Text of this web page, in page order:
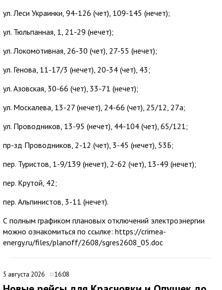
ул. Леси Украинки, 94-126 (чет), 109-145 (нечет);
ул. Тюльпанная, 1, 21-29 (нечет);
ул. Локомотивная, 26-30 (чет), 27-55 (нечет);
ул. Генова, 11-17/3 (нечет), 20-34 (чет), 43;
ул. Азовская, 30-66 (чет), 33-71 (нечет);
ул. Москалева, 13-27 (нечет), 24-66 (чет), 25/12, 27а;
ул. Проводников, 13-95 (нечет), 44-104 (чет), 65/121;
пр-зд Проводников, 2-12 (чет), 3-45 (нечет), 53Б;
пер. Туристов, 1-9/139 (нечет), 2-62 (чет), 13-49 (нечет);
пер. Крутой, 42;
пер. Альпинистов, 3-11 (нечет).
С полным графиком плановых отключений электроэнергии
можно ознакомиться по ссылке: https://crimea-
energy.ru/files/planoff/2608/sgres2608_05.doc
5 августа 2026 16:08